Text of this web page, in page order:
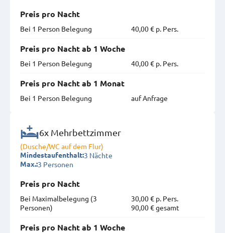
Preis pro Nacht
Bei 1 Person Belegung
40,00 € p. Pers.
Preis pro Nacht ab 1 Woche
Bei 1 Person Belegung
40,00 € p. Pers.
Preis pro Nacht ab 1 Monat
Bei 1 Person Belegung
auf Anfrage
6x Mehrbettzimmer
(Dusche/WC auf dem Flur)
Mindestaufenthalt:3 Nächte
Max.:3 Personen
Preis pro Nacht
Bei Maximal­belegung (3
Personen)
30,00 € p. Pers.
90,00 € gesamt
Preis pro Nacht ab 1 Woche